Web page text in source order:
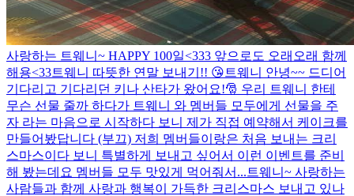
사랑하는 트웨니~ HAPPY 100일<333 앞으로도 오래오래 함께
해용<33트웨니 따뜻한 연말 보내기!! 😘 트웨니 안녕~~ 드디어
기다리고 기다리던 키나 산타가 왔어요!🎅 우리 트웨니 한테
무슨 선물 줄까 하다가 트웨니 와 멤버들 모두에게 선물을 주
자 라는 마음으로 시작하다 보니 제가 직접 예약해서 케이크를
만들어봤답니다 (부끄) 저희 멤버들이랑은 처음 보내는 크리
스마스이다 보니 특별하게 보내고 싶어서 이런 이벤트를 준비
해 봤는데요 멤버들 모두 맛있게 먹어줘서... 트웨니~ 사랑하는
사람들과 함께 사랑과 행복이 가득한 크리스마스 보내고 있나